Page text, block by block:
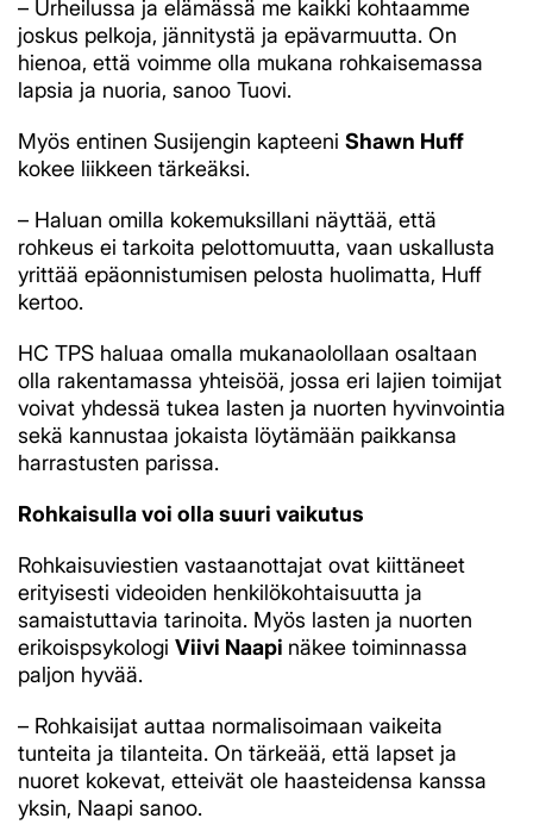
– Urheilussa ja elämässä me kaikki kohtaamme
joskus pelkoja, jännitystä ja epävarmuutta. On
hienoa, että voimme olla mukana rohkaisemassa
lapsia ja nuoria, sanoo Tuovi.
Myös entinen Susijengin kapteeni Shawn Huff
kokee liikkeen tärkeäksi.
– Haluan omilla kokemuksillani näyttää, että
rohkeus ei tarkoita pelottomuutta, vaan uskallusta
yrittää epäonnistumisen pelosta huolimatta, Huff
kertoo.
HC TPS haluaa omalla mukanaolollaan osaltaan
olla rakentamassa yhteisöä, jossa eri lajien toimijat
voivat yhdessä tukea lasten ja nuorten hyvinvointia
sekä kannustaa jokaista löytämään paikkansa
harrastusten parissa.
Rohkaisulla voi olla suuri vaikutus
Rohkaisuviestien vastaanottajat ovat kiittäneet
erityisesti videoiden henkilökohtaisuutta ja
samaistuttavia tarinoita. Myös lasten ja nuorten
erikoispsykologi Viivi Naapi näkee toiminnassa
paljon hyvää.
– Rohkaisijat auttaa normalisoimaan vaikeita
tunteita ja tilanteita. On tärkeää, että lapset ja
nuoret kokevat, etteivät ole haasteidensa kanssa
yksin, Naapi sanoo.